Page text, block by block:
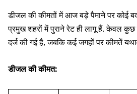
डीजल की कीमतों में आज बड़े पैमाने पर कोई
प्रमुख शहरों में पुराने रेट ही लागू हैं. केवल कुछ
दर्ज की गई है, जबकि कई जगहों पर कीमतें
डीजल की कीमत: